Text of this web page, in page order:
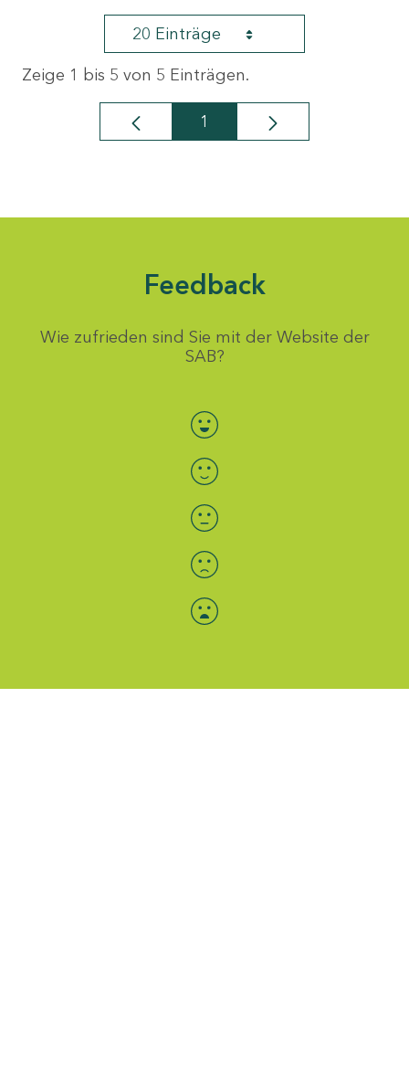
20 Einträge
Zeige 1 bis 5 von 5 Einträgen.
Seite
1
Feedback
Wie zufrieden sind Sie mit der Website der
SAB?
Bewertung auswählen